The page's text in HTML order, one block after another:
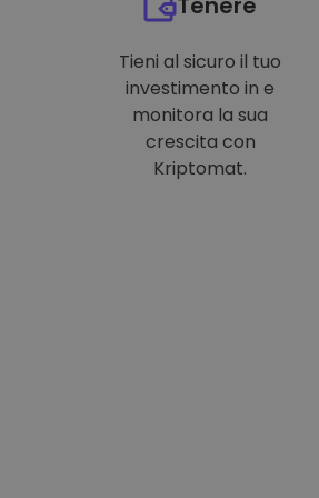
Tieni al sicuro il tuo
investimento in e
monitora la sua
crescita con
Kriptomat.